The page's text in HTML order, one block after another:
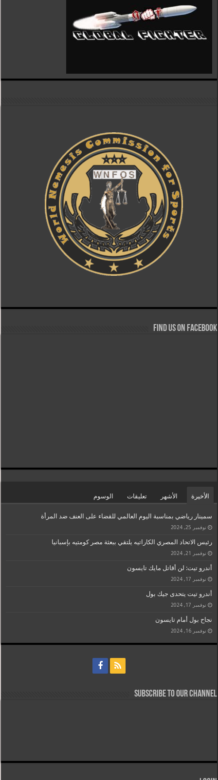
Find us on Facebook
الأخيرة الأشهر تعليقات الوسوم
سمينار رياضي بمناسبة اليوم العالمي للقضاء على العنف ضد المرأة
نوفمبر 25, 2024
رئيس الاتحاد المصري الكاراتيه يلتقي ببعثة مصر كومتيه بإسبانيا
نوفمبر 21, 2024
أندرو تيت: لن أقاتل مايك تايسون
نوفمبر 17, 2024
أندرو تيت يتحدى جيك بول
نوفمبر 17, 2024
نجاح بول أمام تايسون
نوفمبر 16, 2024
Subscribe to our Channel